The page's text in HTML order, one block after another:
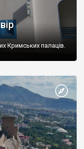
Кримських палаців.